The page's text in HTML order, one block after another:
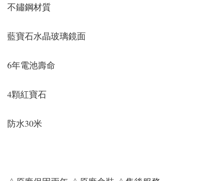
不鏽鋼材質
藍寶石水晶玻璃鏡面
6年電池壽命
4顆紅寶石
防水30米